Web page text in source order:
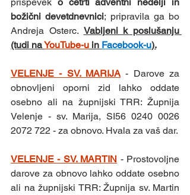
božični devetdnevnici; pripravila ga bo
Andreja Osterc. Vabljeni k poslušanju
(tudi na YouTube-u in Facebook-u).
VELENJE - SV. MARIJA - Darove za
obnovljeni oporni zid lahko oddate
osebno ali na župnijski TRR: Župnija
Velenje - sv. Marija, SI56 0240 0026
2072 722 - za obnovo. Hvala za vaš dar.
VELENJE - SV. MARTIN - Prostovoljne
darove za obnovo lahko oddate osebno
ali na župnijski TRR: Župnija sv. Martin